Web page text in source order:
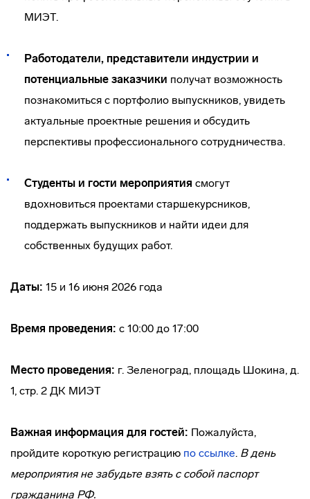
МИЭТ.
Работодатели, представители индустрии и
потенциальные заказчики получат возможность
познакомиться с портфолио выпускников, увидеть
актуальные проектные решения и обсудить
перспективы профессионального сотрудничества.
Студенты и гости мероприятия смогут
вдохновиться проектами старшекурсников,
поддержать выпускников и найти идеи для
собственных будущих работ.
Даты: 15 и 16 июня 2026 года
Время проведения: с 10:00 до 17:00
Место проведения: г. Зеленоград, площадь Шокина, д.
1, стр. 2 ДК МИЭТ
Важная информация для гостей: Пожалуйста,
пройдите короткую регистрацию по ссылке. В день
мероприятия не забудьте взять с собой паспорт
гражданина РФ.